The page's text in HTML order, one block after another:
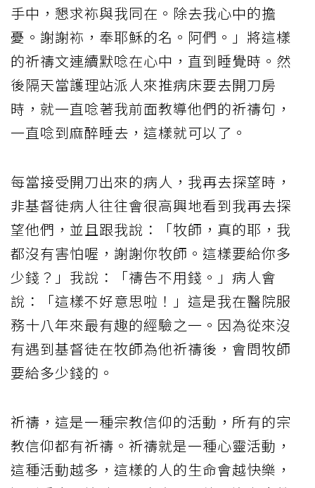
手中，懇求袮與我同在。除去我心中的擔
憂。謝謝袮，奉耶穌的名。阿們。」將這樣
的祈禱文連續默唸在心中，直到睡覺時。然
後隔天當護理站派人來推病床要去開刀房
時，就一直唸著我前面教導他們的祈禱句，
一直唸到麻醉睡去，這樣就可以了。
每當接受開刀出來的病人，我再去探望時，
非基督徒病人往往會很高興地看到我再去探
望他們，並且跟我說：「牧師，真的耶，我
都沒有害怕喔，謝謝你牧師。這樣要給你多
少錢？」我說：「禱告不用錢。」病人會
說：「這樣不好意思啦！」這是我在醫院服
務十八年來最有趣的經驗之一。因為從來沒
有遇到基督徒在牧師為他祈禱後，會問牧師
要給多少錢的。
祈禱，這是一種宗教信仰的活動，所有的宗
教信仰都有祈禱。祈禱就是一種心靈活動，
這種活動越多，這樣的人的生命會越快樂，